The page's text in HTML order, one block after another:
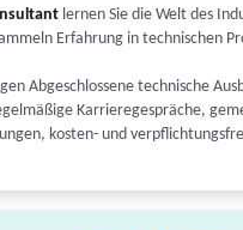
lernen Sie die Welt des
Erfahrung in technischen
Abgeschlossene technische
Karrieregespräche,
kosten- und